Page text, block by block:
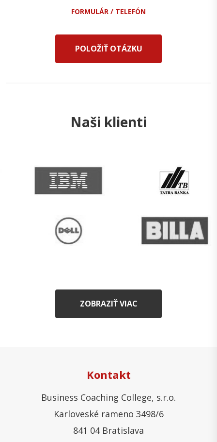
FORMULÁR / TELEFÓN
POLOŽIŤ OTÁZKU
Naši klienti
ZOBRAZIŤ VIAC
Kontakt
Business Coaching College, s.r.o.
Karloveské rameno 3498/6
841 04 Bratislava